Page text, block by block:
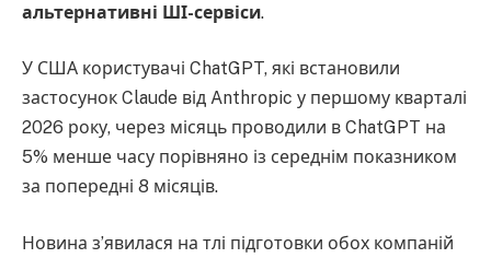
альтернативні ШІ-сервіси.
У США користувачі ChatGPT, які встановили
застосунок Claude від Anthropic у першому кварталі
2026 року, через місяць проводили в ChatGPT на
5% менше часу порівняно із середнім показником
за попередні 8 місяців.
Новина з’явилася на тлі підготовки обох компаній